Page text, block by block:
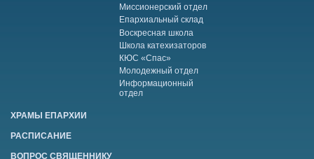
Миссионерский отдел
Епархиальный склад
Воскресная школа
Школа катехизаторов
КЮС «Спас»
Молодежный отдел
Информационный
отдел
ХРАМЫ ЕПАРХИИ
РАСПИСАНИЕ
ВОПРОС СВЯЩЕННИКУ